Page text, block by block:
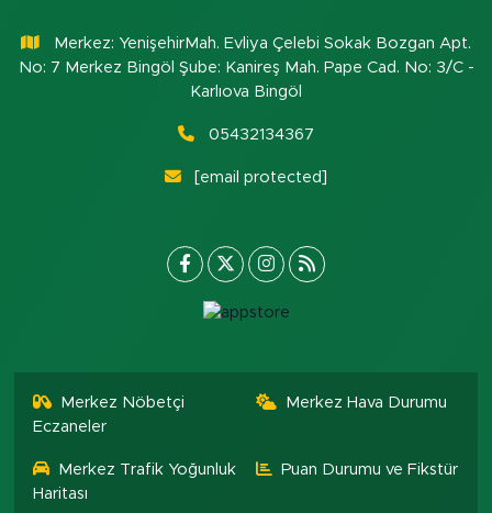
Merkez: YenişehirMah. Evliya Çelebi Sokak Bozgan Apt.
No: 7 Merkez Bingöl Şube: Kanireş Mah. Pape Cad. No: 3/C -
Karlıova Bingöl
05432134367
[email protected]
Merkez Nöbetçi
Eczaneler
Merkez Hava Durumu
Merkez Trafik Yoğunluk
Haritası
Puan Durumu ve Fikstür